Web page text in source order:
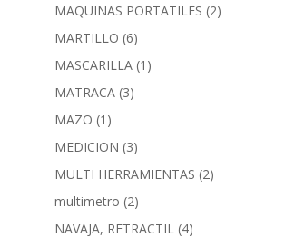
MAQUINAS PORTATILES (2)
MARTILLO (6)
MASCARILLA (1)
MATRACA (3)
MAZO (1)
MEDICION (3)
MULTI HERRAMIENTAS (2)
multimetro (2)
NAVAJA, RETRACTIL (4)